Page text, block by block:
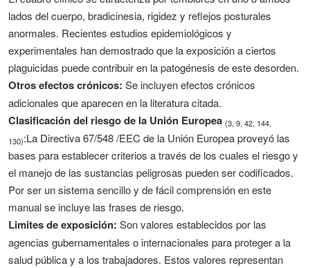
lados del cuerpo, bradicinesia, rigidez y reflejos posturales
anormales. Recientes estudios epidemiológicos y
experimentales han demostrado que la exposición a ciertos
plaguicidas puede contribuir en la patogénesis de este desorden.
Otros efectos crónicos: Se incluyen efectos crónicos
adicionales que aparecen en la literatura citada.
Clasificación del riesgo de la Unión Europea (3, 9, 42, 144,
130):La Directiva 67/548 /EEC de la Unión Europea proveyó las
bases para establecer criterios a través de los cuales el riesgo y
el manejo de las sustancias peligrosas pueden ser codificados.
Por ser un sistema sencillo y de fácil comprensión en este
manual se incluye las frases de riesgo.
Limites de exposición: Son valores establecidos por las
agencias gubernamentales o internacionales para proteger a la
salud pública y a los trabajadores. Estos valores representan